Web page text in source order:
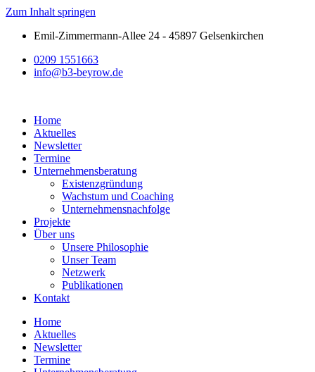
Zum Inhalt springen
Emil-Zimmermann-Allee 24 - 45897 Gelsenkirchen
0209 1551663
info@b3-beyrow.de
Home
Aktuelles
Newsletter
Termine
Unternehmensberatung
Existenzgründung
Wachstum und Coaching
Unternehmensnachfolge
Projekte
Über uns
Unsere Philosophie
Unser Team
Netzwerk
Publikationen
Kontakt
Home
Aktuelles
Newsletter
Termine